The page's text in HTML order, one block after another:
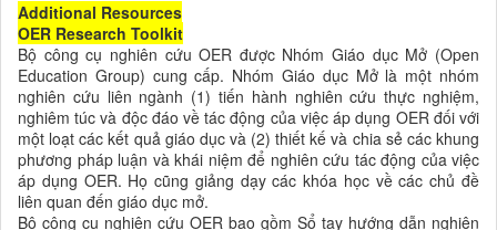
Additional Resources
OER Research Toolkit
Bộ công cụ nghiên cứu OER được Nhóm Giáo dục Mở (Open
Education Group) cung cấp. Nhóm Giáo dục Mở là một nhóm
nghiên cứu liên ngành (1) tiến hành nghiên cứu thực nghiệm,
nghiêm túc và độc đáo về tác động của việc áp dụng OER đối với
một loạt các kết quả giáo dục và (2) thiết kế và chia sẻ các khung
phương pháp luận và khái niệm để nghiên cứu tác động của việc
áp dụng OER. Họ cũng giảng dạy các khóa học về các chủ đề
liên quan đến giáo dục mở.
Bộ công cụ nghiên cứu OER bao gồm Sổ tay hướng dẫn nghiên